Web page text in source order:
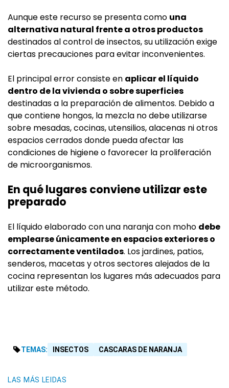
Aunque este recurso se presenta como una
alternativa natural frente a otros productos
destinados al control de insectos, su utilización exige
ciertas precauciones para evitar inconvenientes.
El principal error consiste en aplicar el líquido
dentro de la vivienda o sobre superficies
destinadas a la preparación de alimentos. Debido a
que contiene hongos, la mezcla no debe utilizarse
sobre mesadas, cocinas, utensilios, alacenas ni otros
espacios cerrados donde pueda afectar las
condiciones de higiene o favorecer la proliferación
de microorganismos.
En qué lugares conviene utilizar este
preparado
El líquido elaborado con una naranja con moho debe
emplearse únicamente en espacios exteriores o
correctamente ventilados. Los jardines, patios,
senderos, macetas y otros sectores alejados de la
cocina representan los lugares más adecuados para
utilizar este método.
TEMAS: INSECTOS CASCARAS DE NARANJA
LAS MÁS LEIDAS